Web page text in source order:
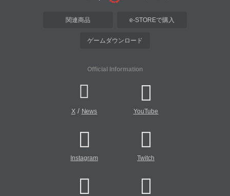
関連商品 e-STOREで購入
ゲームダウンロード
Official Information
X/ News YouTube
Instagram Twitch